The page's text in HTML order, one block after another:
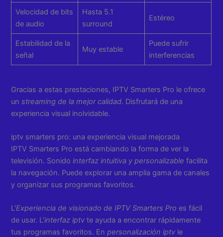
Velocidad de bits
de audio
Hasta 5.1
surround
Estéreo
Estabilidad de la
señal
Muy estable
Puede sufrir
interferencias
Gracias a estas prestaciones, IPTV Smarters Pro le ofrece
unstreaming de la mejor calidad. Disfrutará de una
experiencia visual inolvidable.
iptv smarters pro: una experiencia visual mejorada
IPTV Smarters Pro está cambiando la forma de ver la
televisión. Sonidointerfaz intuitiva y personalizable facilita
la navegación. Puede explorar una amplia gama de canales
y organizar sus programas favoritos.
L'Experiencia de visionado de IPTV Smarters Pro es fácil
de usar. L'interfaz iptv te ayuda a encontrar rápidamente
tus programas favoritos. Enpersonalización iptv le